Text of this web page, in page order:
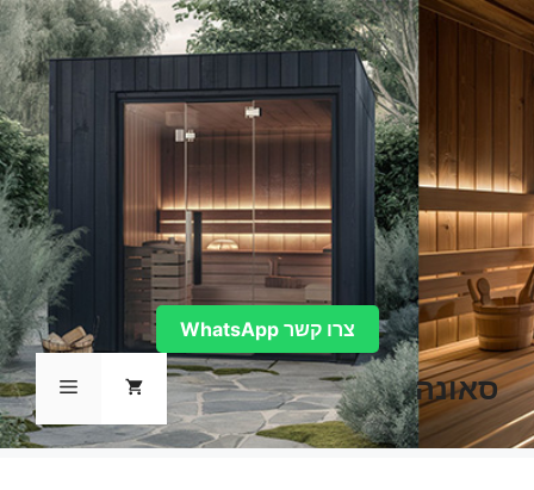
לדלג
לתוכן
סאונה תפריט
צרו קשר WhatsApp